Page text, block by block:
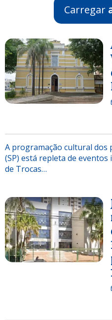
Carregar
A programação cultural dos
(SP) está repleta de eventos
de Trocas…